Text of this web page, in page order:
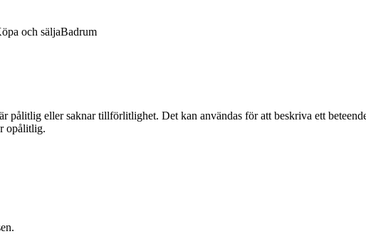
och säljaBadrum
pålitlig eller saknar tillförlitlighet. Det kan användas för att beskriva ett
opålitlig.